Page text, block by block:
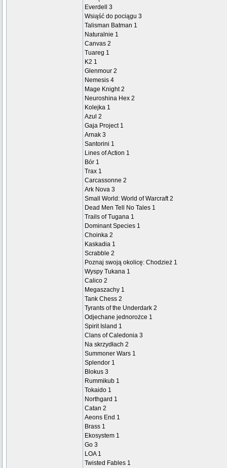
Everdell 3
Wsiąść do pociągu 3
Talisman Batman 1
Naturalnie 1
Canvas 2
Tuareg 1
K2 1
Glenmour 2
Nemesis 4
Mage Knight 2
Neuroshina Hex 2
Kolejka 1
Azul 2
Gaja Project 1
Arnak 3
Santorini 1
Lines of Action 1
Bór 1
Trax 1
Carcassonne 2
Ark Nova 3
Small World: World of Warcraft 2
Dead Men Tell No Tales 1
Trails of Tugana 1
Dominant Species 1
Choinka 2
Kaskadia 1
Scrabble 2
Poznaj swoją okolicę: Chodzież 1
Wyspy Tukana 1
Calico 2
Megaszachy 1
Tank Chess 2
Tyrants of the Underdark 2
Odjechane jednorożce 1
Spirit Island 1
Clans of Caledonia 3
Na skrzydłach 2
Summoner Wars 1
Splendor 1
Blokus 3
Rummikub 1
Tokaido 1
Northgard 1
Catan 2
Aeons End 1
Brass 1
Ekosystem 1
Go 3
LOA 1
Twisted Fables 1